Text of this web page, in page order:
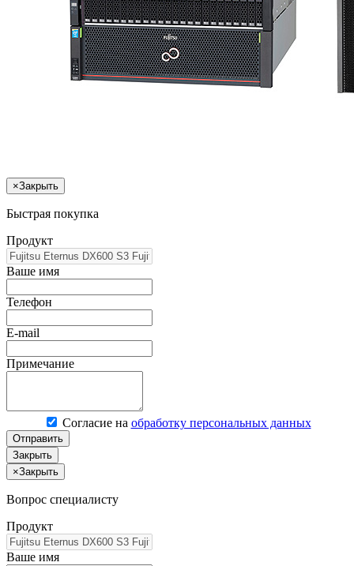
×Закрыть
Быстрая покупка
Продукт
Ваше имя
Телефон
E-mail
Примечание
Согласие на обработку персональных данных
Отправить
Закрыть
×Закрыть
Вопрос специалисту
Продукт
Ваше имя